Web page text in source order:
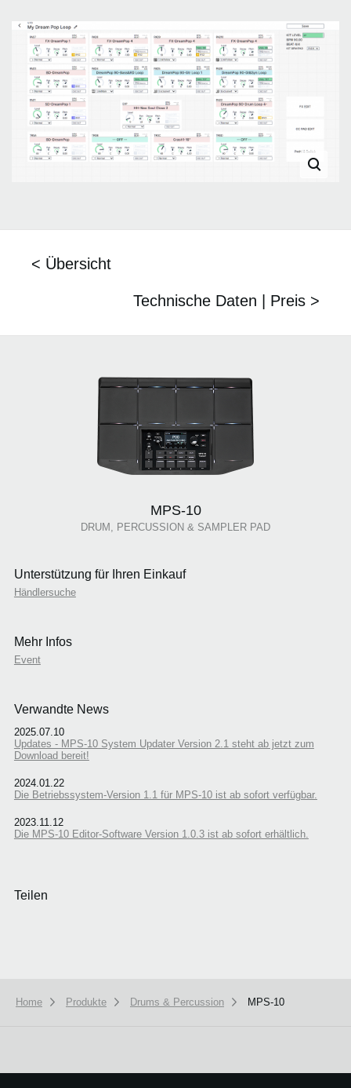
< Übersicht
Technische Daten | Preis >
MPS-10
DRUM, PERCUSSION & SAMPLER PAD
Unterstützung für Ihren Einkauf
Händlersuche
Mehr Infos
Event
Verwandte News
2025.07.10
Updates - MPS-10 System Updater Version 2.1 steht ab jetzt zum
Download bereit!
2024.01.22
Die Betriebssystem-Version 1.1 für MPS-10 ist ab sofort verfügbar.
2023.11.12
Die MPS-10 Editor-Software Version 1.0.3 ist ab sofort erhältlich.
Teilen
Home Produkte Drums & Percussion MPS-10